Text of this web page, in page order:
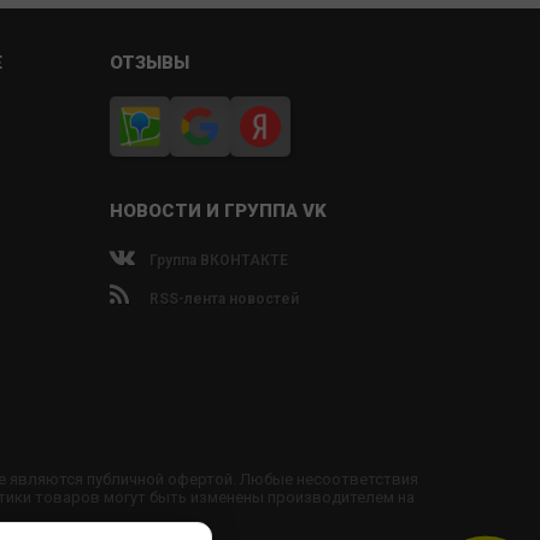
ОТЗЫВЫ
НОВОСТИ И ГРУППА VK
Группа ВКОНТАКТЕ
RSS-лента новостей
являются публичной офертой. Любые несоответствия
товаров могут быть изменены производителем на